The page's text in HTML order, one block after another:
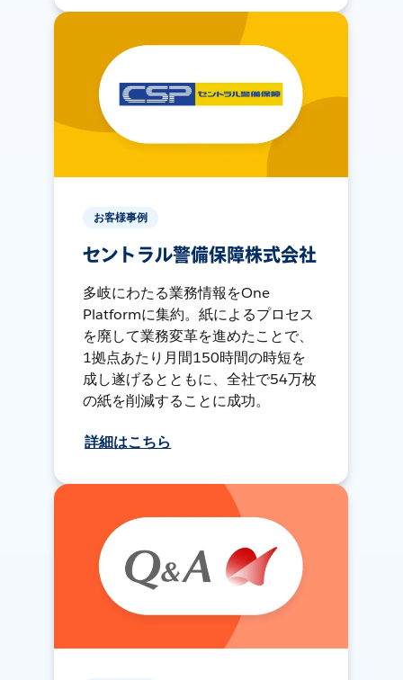
お客様事例
セントラル警備保障株式会社
多岐にわたる業務情報をOne
Platformに集約。紙によるプロセス
を廃して業務変革を進めたことで、
1拠点あたり月間150時間の時短を
成し遂げるとともに、全社で54万枚
の紙を削減することに成功。
詳細はこちら